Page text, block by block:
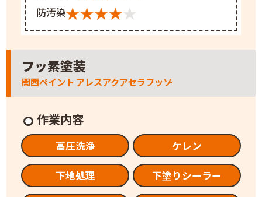
防汚染
フッ素塗装
関西ペイント アレスアクアセラフッソ
作業内容
高圧洗浄 ケレン
下地処理 下塗りシーラー